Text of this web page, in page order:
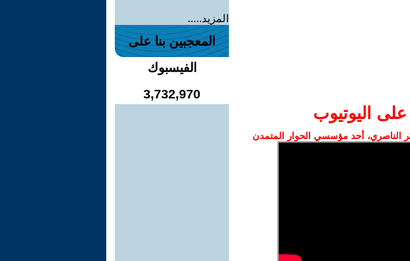
اليوتيوب
الناصري، أحد مؤسسي الحوار المتمدن
المزيد.....
المعجبين بنا على
الفيسبوك
3,732,970